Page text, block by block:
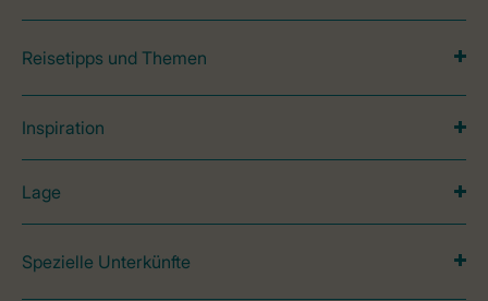
Reisetipps und Themen
Inspiration
Lage
Spezielle Unterkünfte